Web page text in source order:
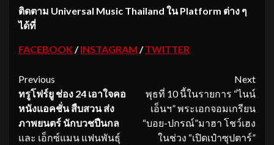
ติดตาม Universal Music Thailand ใน Platform ต่าง ๆ
ได้ที่
FACEBOOK /INSTAGRAM /TWITTER
Continue
Reading
Previous
ทรูโฟร์ยู ช่อง 24 เอาใจคอ
หนังแอคชั่น สืบสวน ส่ง
ภาพยนตร์ นักบวชปืนกล
และ เอ็กซ์แมน แฟนพันธุ์
Next
พุธที่ 10 นี้ในรายการ “ไนน์
เอ็นฯ” พระเอกจอมเกรียน
“บอย-ปกรณ์”มาฮา โชว์เฮง
ในช่วง “เปิดเป๋าซุปตาร์”